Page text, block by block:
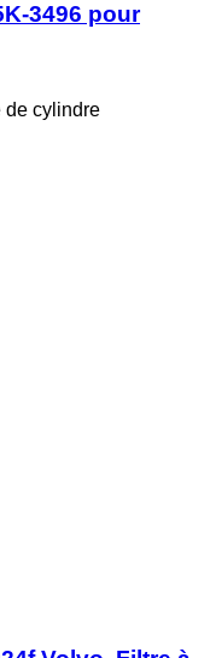
3496 pour
de cylindre